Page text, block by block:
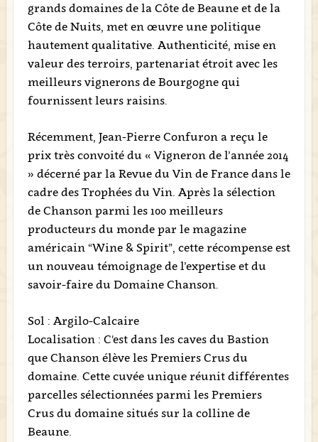
grands domaines de la Côte de Beaune et de la
Côte de Nuits, met en œuvre une politique
hautement qualitative. Authenticité, mise en
valeur des terroirs, partenariat étroit avec les
meilleurs vignerons de Bourgogne qui
fournissent leurs raisins.
Récemment, Jean-Pierre Confuron a reçu le
prix très convoité du « Vigneron de l’année 2014
» décerné par la Revue du Vin de France dans le
cadre des Trophées du Vin. Après la sélection
de Chanson parmi les 100 meilleurs
producteurs du monde par le magazine
américain “Wine & Spirit”, cette récompense est
un nouveau témoignage de l’expertise et du
savoir-faire du Domaine Chanson.
Sol : Argilo-Calcaire
Localisation : C'est dans les caves du Bastion
que Chanson élève les Premiers Crus du
domaine. Cette cuvée unique réunit différentes
parcelles sélectionnées parmi les Premiers
Crus du domaine situés sur la colline de
Beaune.